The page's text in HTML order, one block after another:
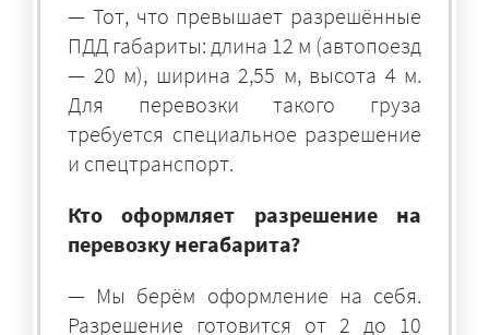
— Тот, что превышает разрешённые
ПДД габариты: длина 12 м (автопоезд
— 20 м), ширина 2,55 м, высота 4 м.
Для перевозки такого груза
требуется специальное разрешение
и спецтранспорт.
Кто оформляет разрешение на
перевозку негабарита?
— Мы берём оформление на себя.
Разрешение готовится от 2 до 10